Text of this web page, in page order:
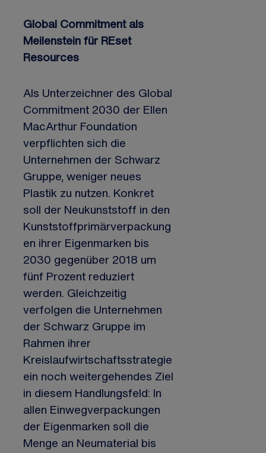
Global Commitment als
Meilenstein für REset
Resources
Als Unterzeichner des Global
Commitment 2030 der Ellen
MacArthur Foundation
verpflichten sich die
Unternehmen der Schwarz
Gruppe, weniger neues
Plastik zu nutzen. Konkret
soll der Neukunststoff in den
Kunststoffprimärverpackung
en ihrer Eigenmarken bis
2030 gegenüber 2018 um
fünf Prozent reduziert
werden. Gleichzeitig
verfolgen die Unternehmen
der Schwarz Gruppe im
Rahmen ihrer
Kreislaufwirtschaftsstrategie
ein noch weitergehendes Ziel
in diesem Handlungsfeld: In
allen Einwegverpackungen
der Eigenmarken soll die
Menge an Neumaterial bis